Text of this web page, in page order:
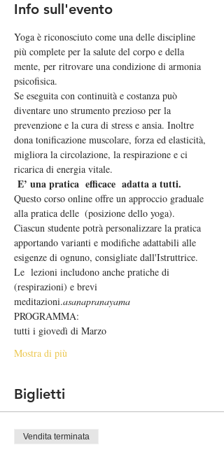
Info sull'evento
Yoga è riconosciuto come una delle discipline
più complete per la salute del corpo e della
mente, per ritrovare una condizione di armonia
psicofisica.
Se eseguita con continuità e costanza può
diventare uno strumento prezioso per la
prevenzione e la cura di stress e ansia. Inoltre
dona tonificazione muscolare, forza ed elasticità,
migliora la circolazione, la respirazione e ci
ricarica di energia vitale.
E’ una pratica  efficace  adatta a tutti.
Questo corso online offre un approccio graduale
alla pratica delle (posizione dello yoga).
Ciascun studente potrà personalizzare la pratica
apportando varianti e modifiche adattabili alle
esigenze di ognuno, consigliate dall'Istruttrice.
Le  lezioni includono anche pratiche di
(respirazioni) e brevi
meditazioni.asanapranayama
PROGRAMMA:
tutti i giovedì di Marzo
Mostra di più
Biglietti
Vendita terminata